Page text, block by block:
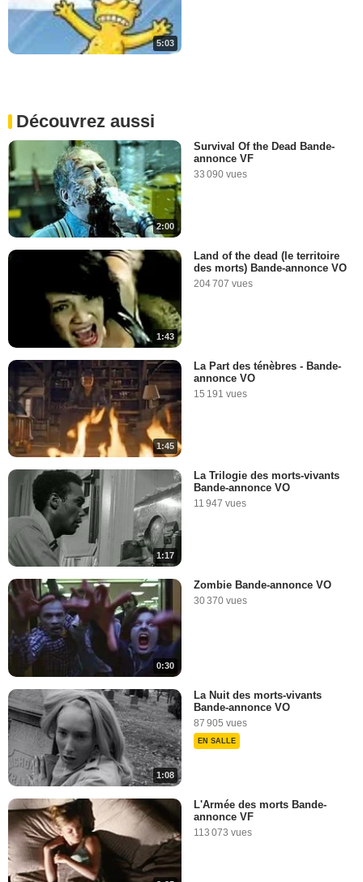
5:03
Découvrez aussi
2:00
Survival Of the Dead Bande-
annonce VF
33 090 vues
1:43
Land of the dead (le territoire
des morts) Bande-annonce VO
204 707 vues
1:45
La Part des ténèbres - Bande-
annonce VO
15 191 vues
1:17
La Trilogie des morts-vivants
Bande-annonce VO
11 947 vues
0:30
Zombie Bande-annonce VO
30 370 vues
1:08
La Nuit des morts-vivants
Bande-annonce VO
87 905 vues
EN SALLE
L'Armée des morts Bande-
annonce VF
113 073 vues